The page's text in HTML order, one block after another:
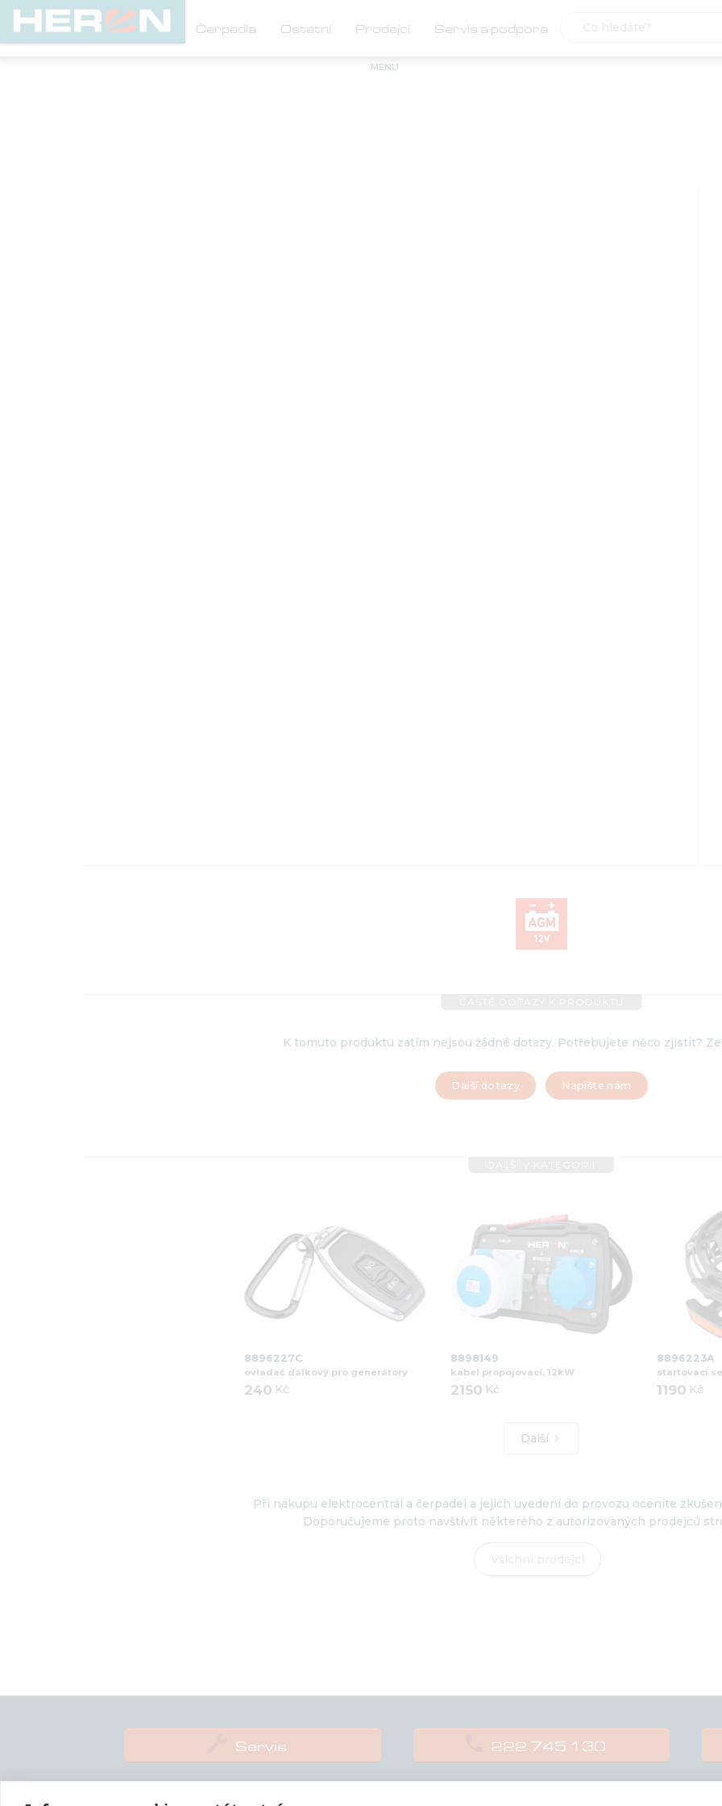
 Elektrocentrály Čerpadla Ostatní Prodejci Servis a podpora
MENU
K tomuto produktu zatím nejsou žádné dotazy. Potřebujete něco zjistit?
Další dotazy Napište nám
8896227C
ovladač dálkový pro generátory
240 Kč
8898149
kabel propojovací, 12kW
2150 Kč
8896223A
startovací
1190 Kč
Další
Při nákupu elektrocentrál a čerpadel a jejich uvedení do provozu oceníte
Doporučujeme proto navštívit některého z autorizovaných prodejců
Servis 222 745 130